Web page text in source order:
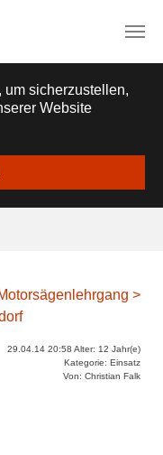
um sicherzustellen,
Website
>
29.04.14 20:58 Alter: 12 Jahr(e)
Kategorie: Einsatz
Von: Christian Falk